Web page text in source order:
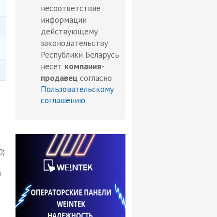
несоответствие
информации
действующему
законодательству
Республики Беларусь
несет компания-
продавец согласно
Пользовательскому
соглашению